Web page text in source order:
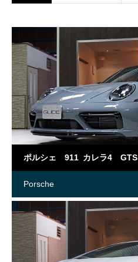
ポルシェ 911 カレラ4 GTS
Porsche